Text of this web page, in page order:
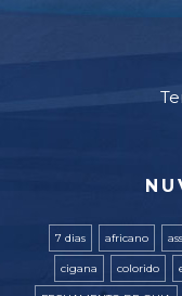
7 dias africano
cigana colorido